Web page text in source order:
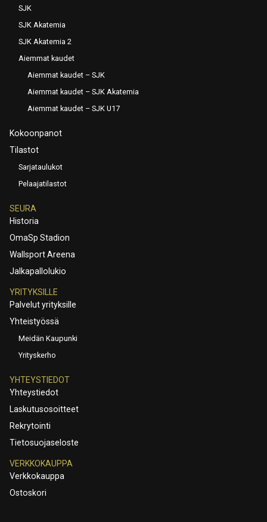
SJK
SJK Akatemia
SJK Akatemia 2
Aiemmat kaudet
Aiemmat kaudet – SJK
Aiemmat kaudet – SJK Akatemia
Aiemmat kaudet – SJK U17
Kokoonpanot
Tilastot
Sarjataulukot
Pelaajatilastot
SEURA
Historia
OmaSp Stadion
Wallsport Areena
Jalkapallolukio
YRITYKSILLE
Palvelut yrityksille
Yhteistyössä
Meidän Kaupunki
Yrityskerho
YHTEYSTIEDOT
Yhteystiedot
Laskutusosoitteet
Rekrytointi
Tietosuojaseloste
VERKKOKAUPPA
Verkkokauppa
Ostoskori